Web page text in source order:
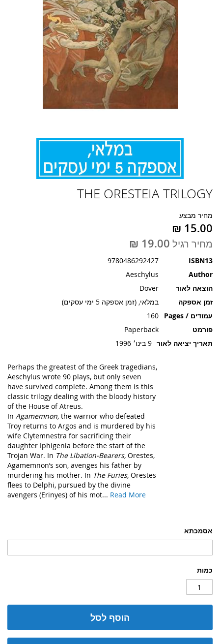
אסמכתא
כמות
הוסף לסל
THE ORESTEIA TRILOGY
מחיר מבצע
מחיר רגיל
ISBN13
9780486292427
Author
Aeschylus
הוצאה לאור
Dover
זמן אספקה
במלאי, (זמן אספקה 5 ימי עסקים)
עמודים / Pages
160
פורמט
Paperback
תאריך יציאה לאור 9 בינו׳ 1996
Perhaps the greatest of the Greek tragedians,
Aeschylus wrote 90 plays, but only seven
have survived complete. Among them is this
classic trilogy dealing with the bloody history
of the House of Atreus.
In Agamemnon, the warrior who defeated
Troy returns to Argos and is murdered by his
wife Clytemnestra for sacrificing their
daughter Iphigenia before the start of the
Trojan War. In The Libation-Bearers, Orestes,
Agamemnon’s son, avenges his father by
murdering his mother. In The Furies, Orestes
flees to Delphi, pursued by the divine
avengers (Erinyes) of his mot... Read More
להתחלה
גלריית
תמונות